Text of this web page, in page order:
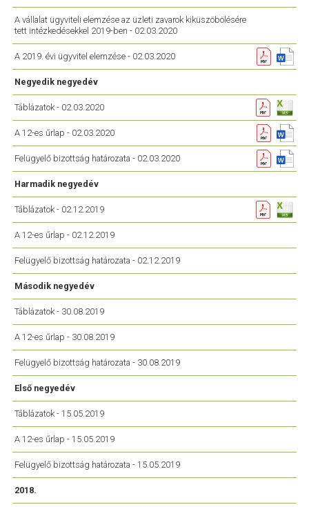
A vállalat ügyviteli elemzése az üzleti zavarok kiküszöbölésére
tett intézkedésekkel 2019-ben - 02.03.2020
A 2019. évi ügyvitel elemzése - 02.03.2020
Negyedik negyedév
Táblázatok - 02.03.2020
A 12-es űrlap - 02.03.2020
Felügyelő bizottság határozata - 02.03.2020
Harmadik negyedév
Táblázatok - 02.12.2019
A 12-es űrlap - 02.12.2019
Felügyelő bizottság határozata - 02.12.2019
Második negyedév
Táblázatok - 30.08.2019
A 12-es űrlap - 30.08.2019
Felügyelő bizottság határozata - 30.08.2019
Első negyedév
Táblázatok - 15.05.2019
A 12-es űrlap - 15.05.2019
Felügyelő bizottság határozata - 15.05.2019
2018.